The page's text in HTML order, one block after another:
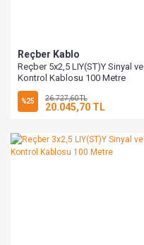
Reçber Kablo
Reçber 5x2,5 LIY(ST)Y Sinyal ve
Kontrol Kablosu 100 Metre
%25 26.727,60 TL
20.045,70 TL